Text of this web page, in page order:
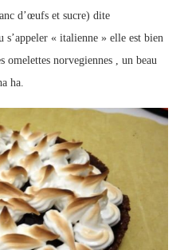
d’œufs et sucre) dite
s’appeler « italienne » elle est bien
omelettes norvegiennes , un beau
ha.